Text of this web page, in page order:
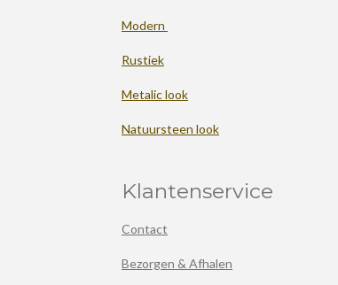
Modern
Rustiek
Metalic look
Natuursteen look
Klantenservice
Contact
Bezorgen & Afhalen